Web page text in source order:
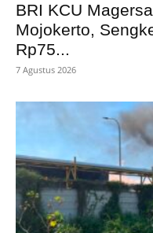
BRI KCU
Mojokerto,
Rp75...
7 Agustus 2026